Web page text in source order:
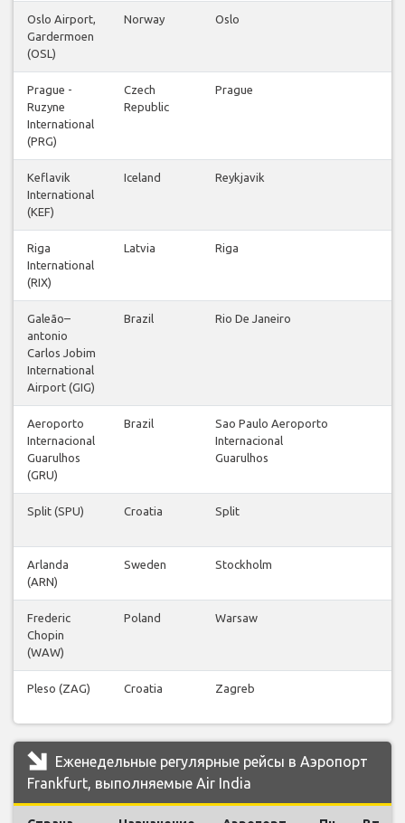
Oslo Airport,
Gardermoen
(OSL)
Norway Oslo
Prague -
Ruzyne
International
(PRG)
Czech
Republic
Prague
Keflavik
International
(KEF)
Iceland Reykjavik
Riga
International
(RIX)
Latvia Riga
Galeão–
antonio
Carlos Jobim
International
Airport (GIG)
Brazil Rio De Janeiro
Aeroporto
Internacional
Guarulhos
(GRU)
Brazil
Sao Paulo Aeroporto
Internacional
Guarulhos
Split (SPU) Croatia Split
Arlanda
(ARN)
Sweden Stockholm
Frederic
Chopin
(WAW)
Poland Warsaw
Pleso (ZAG) Croatia Zagreb
Еженедельные регулярные рейсы в Аэропорт
Frankfurt, выполняемые Air India